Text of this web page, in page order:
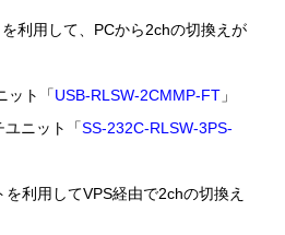
利用して、PCから2chの切換えが
ット「 USB-RLSW-2CMMP-FT」
ニット「 SS-232C-RLSW-3PS-
利用してVPS経由で2chの切換え